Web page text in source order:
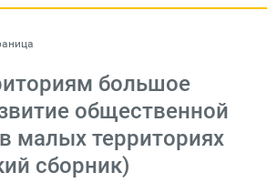
большое
общественной
малых территориях
сборник)